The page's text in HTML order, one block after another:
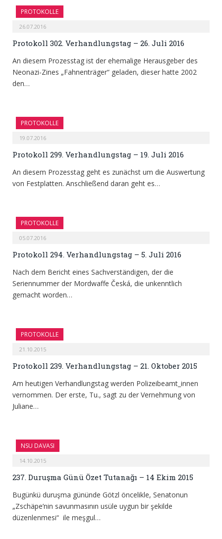
PROTOKOLLE
26.07.2016
Protokoll 302. Verhandlungstag – 26. Juli 2016
An diesem Prozesstag ist der ehemalige Herausgeber des
Neonazi-Zines „Fahnenträger“ geladen, dieser hatte 2002
den…
PROTOKOLLE
19.07.2016
Protokoll 299. Verhandlungstag – 19. Juli 2016
An diesem Prozesstag geht es zunächst um die Auswertung
von Festplatten. Anschließend daran geht es…
PROTOKOLLE
05.07.2016
Protokoll 294. Verhandlungstag – 5. Juli 2016
Nach dem Bericht eines Sachverständigen, der die
Seriennummer der Mordwaffe Česká, die unkenntlich
gemacht worden…
PROTOKOLLE
21.10.2015
Protokoll 239. Verhandlungstag – 21. Oktober 2015
Am heutigen Verhandlungstag werden Polizeibeamt_innen
vernommen. Der erste, Tu., sagt zu der Vernehmung von
Juliane…
NSU DAVASI
14.10.2015
237. Duruşma Günü Özet Tutanağı – 14 Ekim 2015
Bugünkü duruşma gününde Götzl öncelikle, Senatonun
„Zschäpe’nin savunmasının usüle uygun bir şekilde
düzenlenmesi“ ile meşgul…